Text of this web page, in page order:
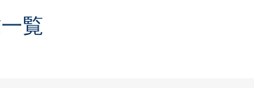
・抗菌製品
覧